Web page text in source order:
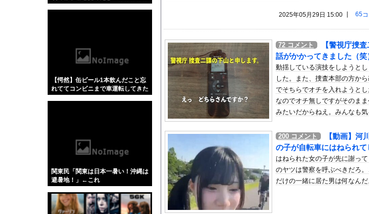
【愕然】缶ビール1本飲んだこと忘
れててコンビニまで車運転してきた
関東民「関東は日本一暑い！沖縄は
避暑地！」←これ
【神乳】 脱いだら凄いボーイッシュ女子、ボーイッシュがどうでも良くな
最近家族といるのがストレスで、離婚したらどうなるのかを考えてしま
鹿児島ユナイテッドFCがFWフアンマ・デルガドの加入を正式発表 「皆
【速報】れいわ新選組、党名を「いのちの党」へ変更表明 → ﾈｯﾄ「ギャグ
【画像】国連、初の女性総長が誕生か この2人の一騎打ちになりそう他
【悲報】ディズニーとUSJ、JKのダンス会場になってしまうｗｗｗｗｗ
【速報】熊本地震を引き起こした『危険度Sランク断層』日本のド真ん中
白戸ゆめのアナ セクシーニットのノースリーブ巨乳！！【GIF動画あり
海外「全部日本の真似だったのか…」 日本の普通のテレビ番組が最新SNS
【衝撃】ジャンプストアで大量注文→キャンセルを繰り返した32歳女を
積水ハウス「地面師に55億円騙し取られた…」 ワイ「はえーかわいそう…
アジア杯までの半年間森保監督にやらせるのはまじでなんで？
65
2025年05月29日 15:00 ┃
72 コメント
【警視庁捜
話がかかってきました（笑
動揺している演技をしようと
した。また、捜査本部の方か
でそちらでオチを入れようと
なのでオチ無しですがそのま
みたいだからねえ。みんなも気
200 コメント
【動画】河
の子が自転車にはねられて
はねられた女の子が先に謝っ
のヤツは警察を呼ぶべきだろ
だけの一緒に居た男は何なん